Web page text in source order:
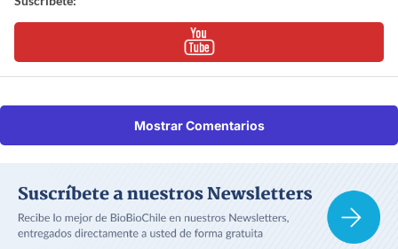
Mostrar Comentarios